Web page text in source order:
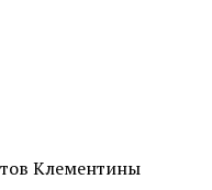
Клементины